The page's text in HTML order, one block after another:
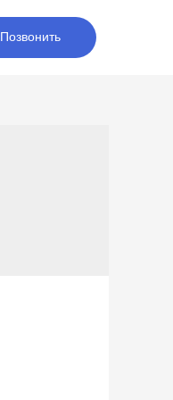
Позвонить